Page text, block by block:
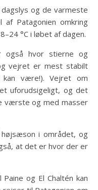
og de varmeste
Patagonien omkring
°C i løbet af dagen.
også hvor stierne og
vejret er mest stabilt
være!). Vejret om
uforudsigeligt, og det
og med masser
i området, og
at det er hvor der er
og El Chaltén kan